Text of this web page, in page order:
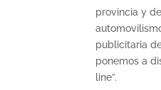
provincia y
publicitaria
ponemos a
line”.